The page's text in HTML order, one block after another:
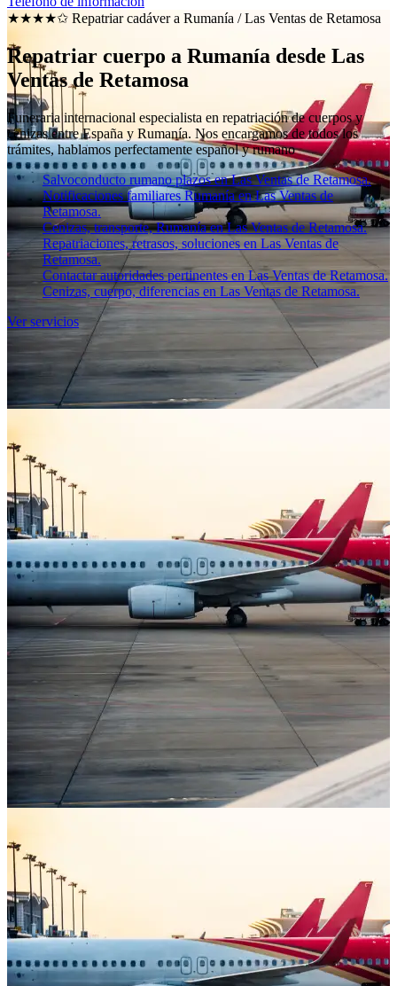
★★★★✩ Repatriar cadáver a Rumanía /Las Ventas de Retamosa
Repatriar cuerpo a Rumanía desde Las
Ventas de Retamosa
Funeraria internacional especialista en repatriación de cuerpos y
cenizas entre España y Rumanía. Nos encargamos de todos los
trámites, hablamos perfectamente español y rumano
Salvoconducto rumano plazos en Las Ventas de Retamosa.
Notificaciones familiares Rumanía en Las Ventas de
Retamosa.
Cenizas, transporte, Rumanía en Las Ventas de Retamosa.
Repatriaciones, retrasos, soluciones en Las Ventas de
Retamosa.
Contactar autoridades pertinentes en Las Ventas de Retamosa.
Cenizas, cuerpo, diferencias en Las Ventas de Retamosa.
Ver servicios